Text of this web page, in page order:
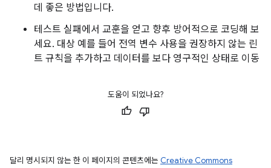
데 좋은 방법입니다.
테스트 실패에서 교훈을 얻고 향후 방어적으로 코딩해 보
세요. 대상 예를 들어 전역 변수 사용을 권장하지 않는 린
트 규칙을 추가하고 데이터를 보다 영구적인 상태로 이동
도움이 되었나요?
달리 명시되지 않는 한 이 페이지의 콘텐츠에는 Creative Commons